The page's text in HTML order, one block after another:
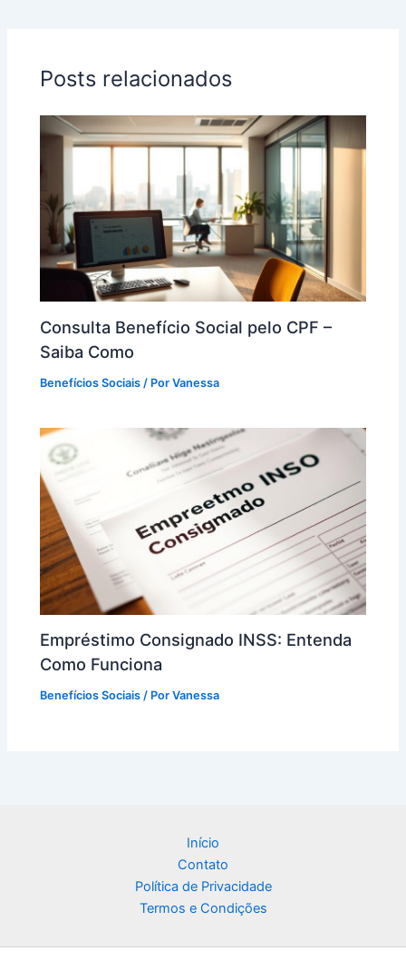
Posts relacionados
Consulta Benefício Social pelo CPF –
Saiba Como
Benefícios Sociais / PorVanessa
Empréstimo Consignado INSS: Entenda
Como Funciona
Benefícios Sociais / PorVanessa
Início
Contato
Política de Privacidade
Termos e Condições